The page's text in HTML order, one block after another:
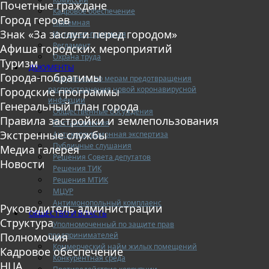
Кадровое обеспечение
Приемная
Интернет-приемная
Регламент
Охрана труда
ДОКУМЕНТЫ
Документы по мерам предотвращения
распространения новой коронавирусной
инфекции
Общественные обсуждения
Постановления
Антикоррупционная экспертиза
Публичные слушания
Решения Совета депутатов
Решения ТИК
Решения МТИК
МЦУР
Антимонопольный комплаенс
ОБЩЕСТВО И ВЛАСТЬ
Уполномоченный по защите прав
предпринимателей
Коммерческий найм жилых помещений
Конкурентная среда
Почетные граждане
Город героев
Знак «За заслуги перед городом»
Афиша городских мероприятий
Туризм
Города-побратимы
Городские программы
Генеральный план города
Правила застройки и землепользования
Экстренные службы
Медиа галерея
Новости
Руководитель администрации
Структура
Полномочия
Кадровое обеспечение
НЦА